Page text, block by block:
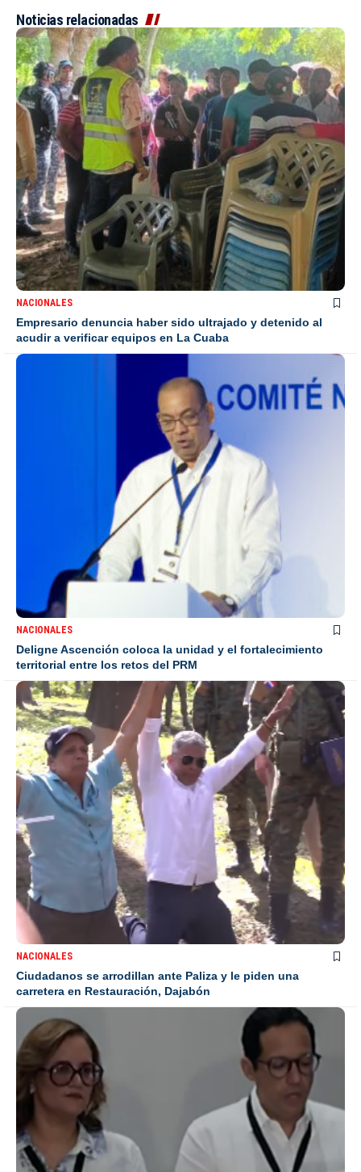
Noticias relacionadas
NACIONALES
Empresario denuncia haber sido ultrajado y detenido al
acudir a verificar equipos en La Cuaba
NACIONALES
Deligne Ascención coloca la unidad y el fortalecimiento
territorial entre los retos del PRM
NACIONALES
Ciudadanos se arrodillan ante Paliza y le piden una
carretera en Restauración, Dajabón